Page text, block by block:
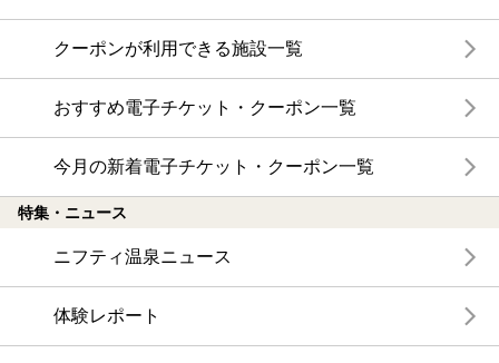
クーポンが利用できる施設一覧
おすすめ電子チケット・クーポン一覧
今月の新着電子チケット・クーポン一覧
特集・ニュース
ニフティ温泉ニュース
体験レポート